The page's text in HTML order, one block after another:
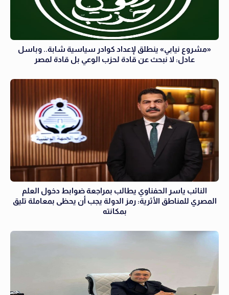
«مشروع نيابي» ينطلق لإعداد كوادر سياسية شابة.. وباسل
عادل: لا نبحث عن قادة لحزب الوعي بل قادة لمصر
النائب ياسر الحفناوي يطالب بمراجعة ضوابط دخول العلم
المصري للمناطق الأثرية: رمز الدولة يجب أن يحظى بمعاملة تليق
بمكانته